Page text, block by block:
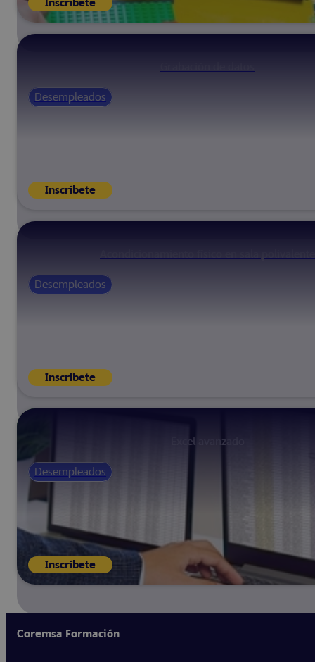
Inscríbete
Desempleados
Inscríbete
Desempleados
Inscríbete
Excel avanzado
Desempleados
Inscríbete
Coremsa Formación